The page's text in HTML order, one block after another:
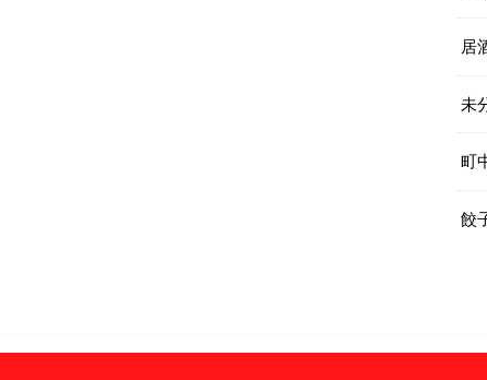
居
未
町
餃